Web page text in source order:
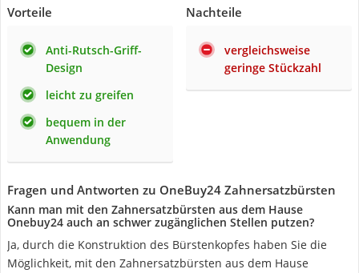
Vorteile
Anti-Rutsch-Griff-
Design
leicht zu greifen
bequem in der
Anwendung
Nachteile
vergleichsweise
geringe Stückzahl
Fragen und Antworten zu OneBuy24 Zahnersatzbürsten
Kann man mit den Zahnersatzbürsten aus dem Hause
Onebuy24 auch an schwer zugänglichen Stellen putzen?
Ja, durch die Konstruktion des Bürstenkopfes haben Sie die
Möglichkeit, mit den Zahnersatzbürsten aus dem Hause